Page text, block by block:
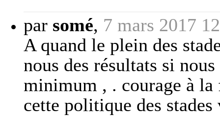
par somé, 7 mars 2017
A quand le plein des
nous des résultats si
minimum , . courage à
cette politique des stades